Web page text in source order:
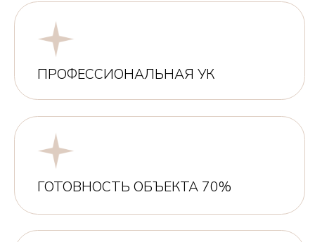
11-14%
СТРАТЕГИЯ СДАЧИ В АРЕНДУ
Для долгосрочных стабильных
Узнать подробнее